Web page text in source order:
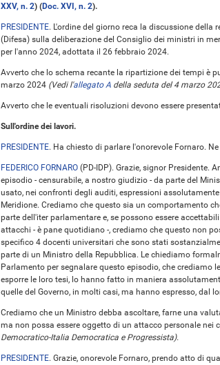
XXV, n. 2) (Doc. XVI, n. 2).
PRESIDENTE. L'ordine del giorno reca la discussione
(Difesa) sulla deliberazione del Consiglio dei ministri in
per l'anno 2024, adottata il 26 febbraio 2024.
Avverto che lo schema recante la ripartizione dei tempi è
marzo 2024 (Vedi l'allegato A della seduta del 4 marzo
Avverto che le eventuali risoluzioni devono essere
Sull'ordine dei lavori.
PRESIDENTE. Ha chiesto di parlare l'onorevole Fornaro.
FEDERICO FORNARO (PD-IDP). Grazie, signor Presidente.
episodio - censurabile, a nostro giudizio - da parte del
usato, nei confronti degli auditi, espressioni
Meridione. Crediamo che questo sia un comportamento
parte dell'iter parlamentare e, se possono essere
attacchi - è pane quotidiano -, crediamo che questo non
specifico 4 docenti universitari che sono stati
parte di un Ministro della Repubblica. Le chiediamo
Parlamento per segnalare questo episodio, che
esporre le loro tesi, lo hanno fatto in maniera
quelle del Governo, in molti casi, ma hanno espresso, dal
Crediamo che un Ministro debba ascoltare, farne una
ma non possa essere oggetto di un attacco personale nei
Democratico-Italia Democratica e Progressista).
PRESIDENTE. Grazie, onorevole Fornaro, prendo atto di